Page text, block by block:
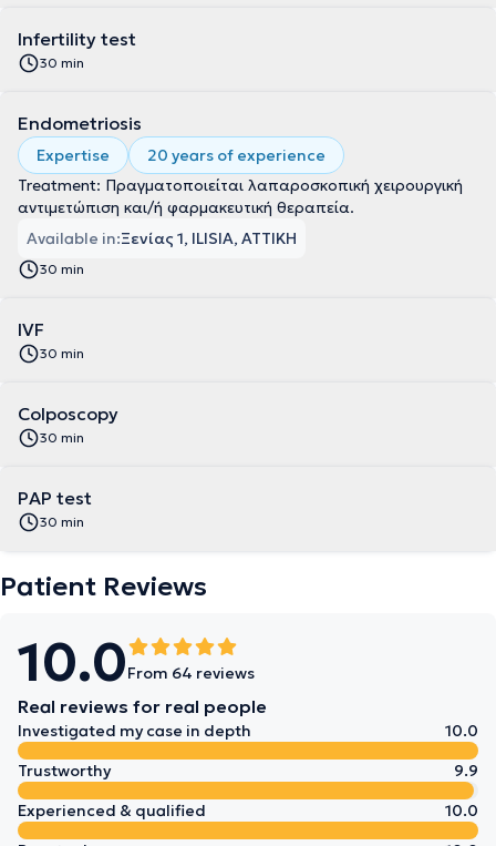
Infertility test
30 min
Endometriosis
Expertise
20 years of experience
Treatment: Πραγματοποιείται λαπαροσκοπική χειρουργική
αντιμετώπιση και/ή φαρμακευτική θεραπεία.
Available in:Ξενίας 1, ILISIA, ΑΤΤΙΚΗ
30 min
IVF
30 min
Colposcopy
30 min
PAP test
30 min
Patient Reviews
10.0From 64 reviews
Real reviews for real people
Investigated my case in depth
10.0
Trustworthy
9.9
Experienced & qualified
10.0